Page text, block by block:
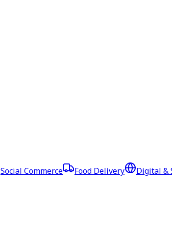
Social Commerce Food Delivery Digital &